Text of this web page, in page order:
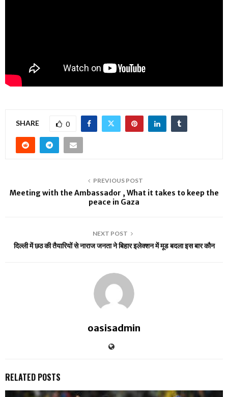
SHARE 0
PREVIOUS POST
Meeting with the Ambassador , What it takes to keep the
peace in Gaza
NEXT POST
दिल्ली में छठ की तैयारियों से नाराज जनता ने बिहार इलेक्शन में मूड बदला इस बार कौन
oasisadmin
RELATED POSTS